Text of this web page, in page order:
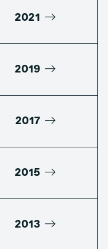
2021
2019
2017
2015
2013